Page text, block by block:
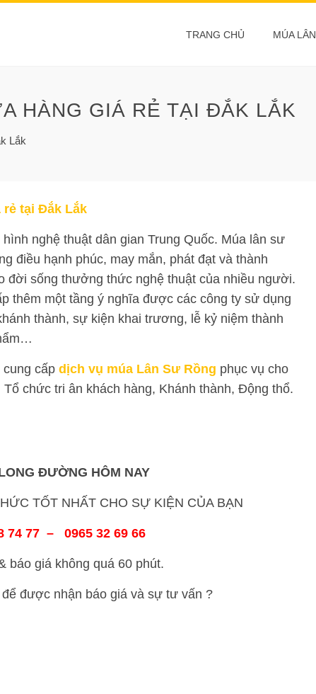
TRANG CHỦ MÚA LÂN
HÀNG GIÁ RẺ TẠI ĐẮK LẮK
Lắk
tại Đắk Lắk
nghệ thuật dân gian Trung Quốc. Múa lân sư
điều hạnh phúc, may mắn, phát đạt và thành
đời sống thưởng thức nghệ thuật của nhiều người.
thêm một tầng ý nghĩa được các công ty sử dụng
thành, sự kiện khai trương, lễ kỷ niệm thành
cung cấp dịch vụ múa Lân Sư Rồng phục vụ cho
chức tri ân khách hàng, Khánh thành, Động thổ.
ĐƯỜNG HÔM NAY
TỐT NHẤT CHO SỰ KIỆN CỦA BẠN
74 77 – 0965 32 69 66
báo giá không quá 60 phút.
được nhận báo giá và sự tư vấn ?